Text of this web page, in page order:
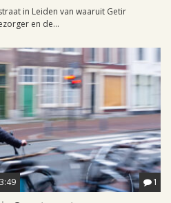
in Leiden van waaruit Getir
en de...
1